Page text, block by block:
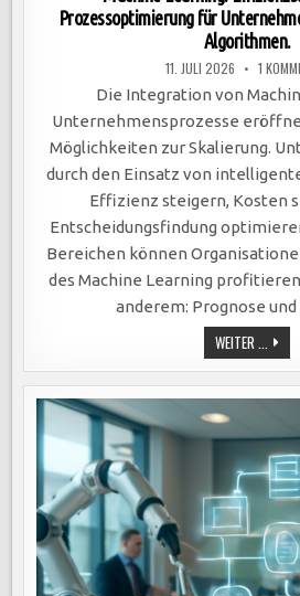
Prozessoptimierung für
Algorithmen.
11. JULI 2026 1
Die Integration von
Unternehmensprozesse
Möglichkeiten zur Skalierung.
durch den Einsatz von
Effizienz steigern, Kosten
Entscheidungsfindung
Bereichen können
des Machine Learning
anderem: Prognose
WEITER ...
UND